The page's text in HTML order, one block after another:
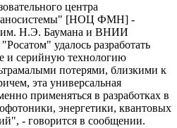
центра
[НОЦ ФМН] -
им. Н.Э. Баумана и ВНИИ
удалось разработать
и серийную технологию
потерями, близкими к
эта универсальная
применяться в разработках в
энергетики, квантовых
- говорится в сообщении.